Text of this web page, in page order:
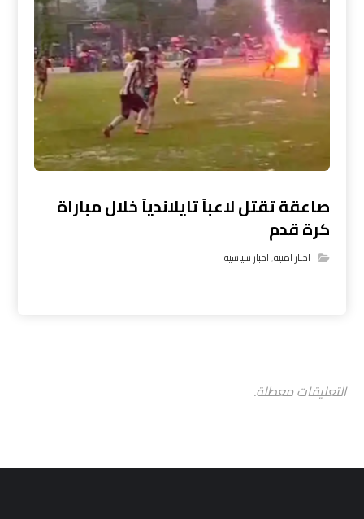
صاعقة تقتل لاعباً تايلاندياً خلال مباراة
كرة قدم
اخبار امنية,اخبار سياسية
التعليقات معطلة.